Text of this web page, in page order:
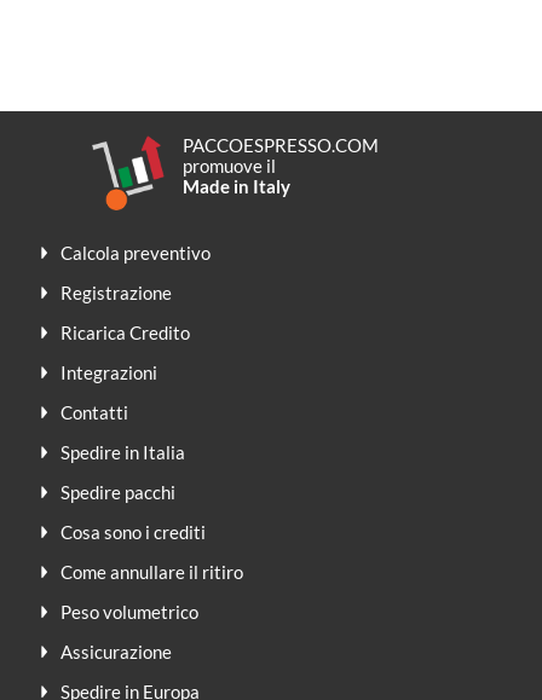
PACCOESPRESSO.COM
promuove il
Made in Italy
Calcola preventivo
Registrazione
Ricarica Credito
Integrazioni
Contatti
Spedire in Italia
Spedire pacchi
Cosa sono i crediti
Come annullare il ritiro
Peso volumetrico
Assicurazione
Spedire in Europa